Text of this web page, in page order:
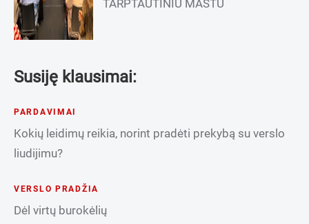
TARPTAUTINIU MASTU
Susiję klausimai:
PARDAVIMAI
Kokių leidimų reikia, norint pradėti prekybą su verslo
liudijimu?
VERSLO PRADŽIA
Dėl virtų burokėlių